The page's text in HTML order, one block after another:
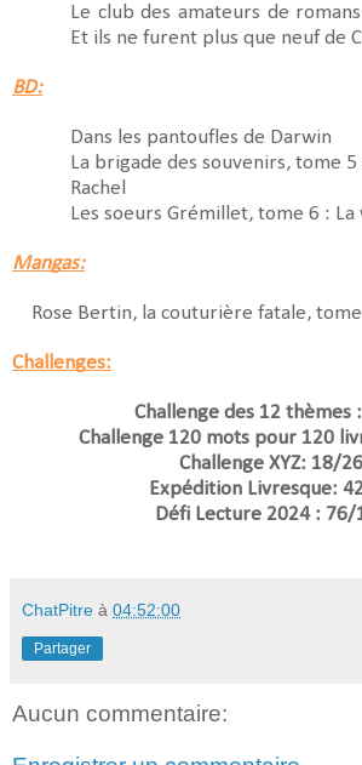
Le club des amateurs de
Et ils ne furent plus que neuf de
BD:
Dans les pantoufles de Darwin
La brigade des souvenirs, tome
Rachel
Les soeurs Grémillet, tome 6 :
Mangas:
Rose Bertin, la couturière fatale,
Challenges:
Challenge des 12 thèmes
Challenge 120 mots pour 120
Challenge XYZ: 18/26
Expédition Livresque:
Défi Lecture 2024 : 76/
ChatPitre à 04:52:00
Partager
Aucun commentaire: